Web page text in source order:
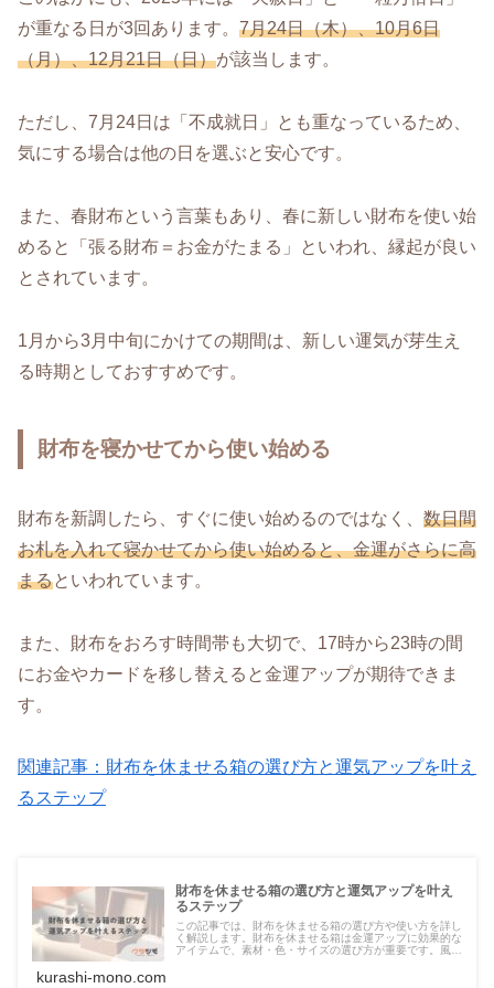
が重なる日が3回あります。 7月24日（木）、10月6日
（月）、12月21日（日）が該当します。
ただし、7月24日は「不成就日」とも重なっているため、
気にする場合は他の日を選ぶと安心です。
また、春財布という言葉もあり、春に新しい財布を使い始
めると「張る財布＝お金がたまる」といわれ、縁起が良い
とされています。
1月から3月中旬にかけての期間は、新しい運気が芽生え
る時期としておすすめです。
財布を寝かせてから使い始める
財布を新調したら、すぐに使い始めるのではなく、 数日間
お札を入れて寝かせてから使い始めると、金運がさらに高
まるといわれています。
また、財布をおろす時間帯も大切で、17時から23時の間
にお金やカードを移し替えると金運アップが期待できま
す。
関連記事：財布を休ませる箱の選び方と運気アップを叶え
るステップ
財布を休ませる箱の選び方と運気アップを叶え
るステップ
この記事では、財布を休ませる箱の選び方や使い方を詳し
く解説します。財布を休ませる箱は金運アップに効果的な
アイテムで、素材・色・サイズの選び方が重要です。風水
kurashi-mono.com